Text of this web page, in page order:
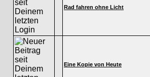
Rad fahren ohne Licht
Eine Kopie von Heute